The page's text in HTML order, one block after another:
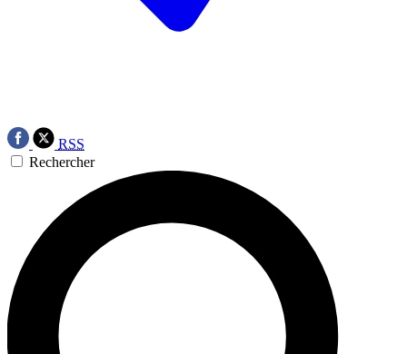
RSS
Rechercher